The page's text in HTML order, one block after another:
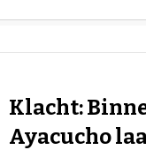
Voor
Klacht:
Ayacucho